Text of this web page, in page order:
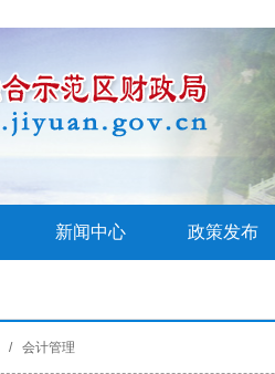
新闻中心 政策发布
/ 会计管理